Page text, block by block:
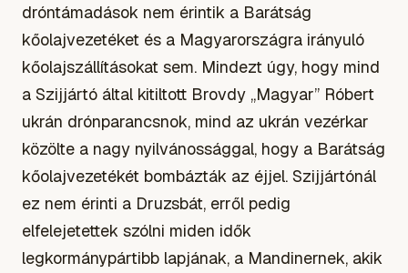
dróntámadások nem érintik a Barátság
kőolajvezetéket és a Magyarországra irányuló
kőolajszállításokat sem. Mindezt úgy, hogy mind
a Szijjártó által kitiltott Brovdy „Magyar” Róbert
ukrán drónparancsnok, mind az ukrán vezérkar
közölte a nagy nyilvánossággal, hogy a Barátság
kőolajvezetékét bombázták az éjjel. Szijjártónál
ez nem érinti a Druzsbát, erről pedig
elfelejetettek szólni miden idők
legkormánypártibb lapjának, a Mandinernek, akik